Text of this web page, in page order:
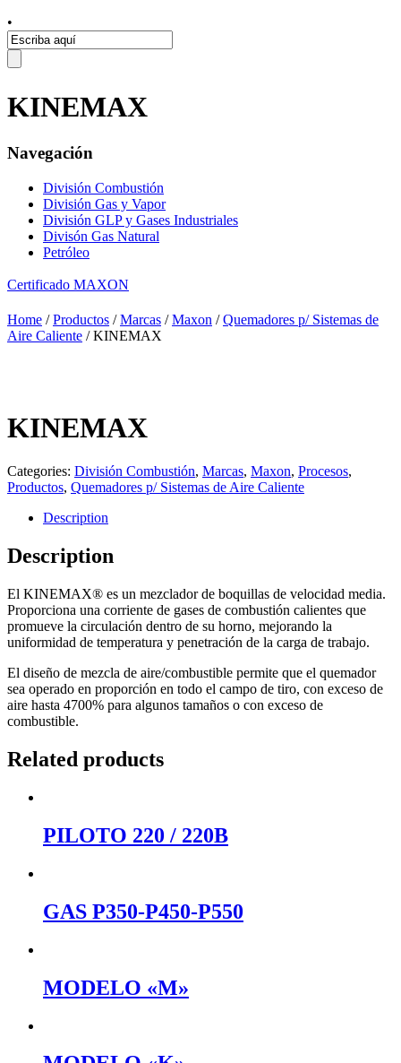
•
KINEMAX
Navegación
División Combustión
División Gas y Vapor
División GLP y Gases Industriales
Divisón Gas Natural
Petróleo
Certificado MAXON
Home /Productos /Marcas /Maxon /Quemadores p/ Sistemas de
Aire Caliente / KINEMAX
KINEMAX
Categories: División Combustión, Marcas, Maxon, Procesos,
Productos, Quemadores p/ Sistemas de Aire Caliente
Description
Description
El KINEMAX® es un mezclador de boquillas de velocidad media.
Proporciona una corriente de gases de combustión calientes que
promueve la circulación dentro de su horno, mejorando la
uniformidad de temperatura y penetración de la carga de trabajo.
El diseño de mezcla de aire/combustible permite que el quemador
sea operado en proporción en todo el campo de tiro, con exceso de
aire hasta 4700% para algunos tamaños o con exceso de
combustible.
Related products
PILOTO 220 / 220B
GAS P350-P450-P550
MODELO «M»